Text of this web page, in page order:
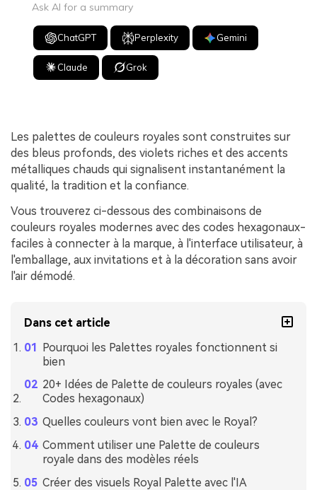
Ask AI for a summary
ChatGPT Perplexity Gemini
Claude Grok
Les palettes de couleurs royales sont construites sur
des bleus profonds, des violets riches et des accents
métalliques chauds qui signalisent instantanément la
qualité, la tradition et la confiance.
Vous trouverez ci-dessous des combinaisons de
couleurs royales modernes avec des codes hexagonaux-
faciles à connecter à la marque, à l'interface utilisateur, à
l'emballage, aux invitations et à la décoration sans avoir
l'air démodé.
Dans cet article
Pourquoi les Palettes royales fonctionnent si
bien
20+ Idées de Palette de couleurs royales (avec
Codes hexagonaux)
Quelles couleurs vont bien avec le Royal?
Comment utiliser une Palette de couleurs
royale dans des modèles réels
Créer des visuels Royal Palette avec l'IA